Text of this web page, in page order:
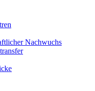
Nachwuchs